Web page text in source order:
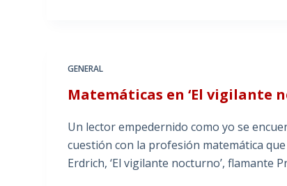
GENERAL
Matemáticas en ‘El vigilante
Un lector empedernido como yo se
cuestión con la profesión matemática
Erdrich, ‘El vigilante nocturno’, flamante